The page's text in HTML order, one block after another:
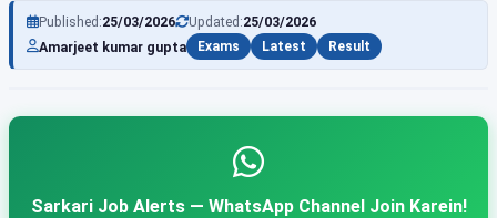
Published:25/03/2026 Updated:25/03/2026
Amarjeet kumar gupta
Exams Latest Result
Sarkari Job Alerts — WhatsApp Channel Join Karein!